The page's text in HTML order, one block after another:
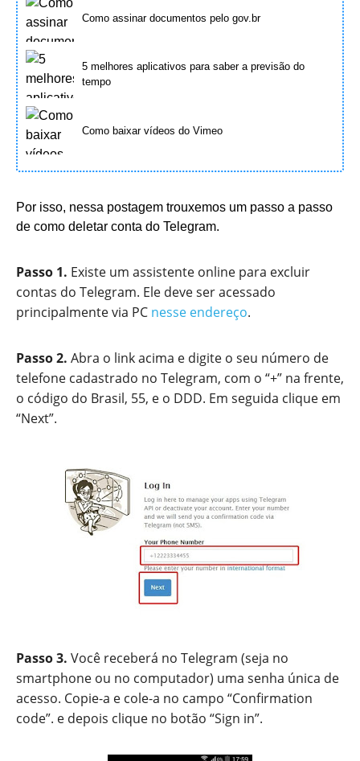
Como assinar documentos pelo gov.br
5 melhores aplicativos para saber a previsão do
tempo
Como baixar vídeos do Vimeo
Por isso, nessa postagem trouxemos um passo a passo
de como deletar conta do Telegram.
Passo 1. Existe um assistente online para excluir
contas do Telegram. Ele deve ser acessado
principalmente via PC nesse endereço.
Passo 2. Abra o link acima e digite o seu número de
telefone cadastrado no Telegram, com o “+” na frente,
o código do Brasil, 55, e o DDD. Em seguida clique em
“Next”.
Passo 3. Você receberá no Telegram (seja no
smartphone ou no computador) uma senha única de
acesso. Copie-a e cole-a no campo “Confirmation
code”. e depois clique no botão “Sign in”.